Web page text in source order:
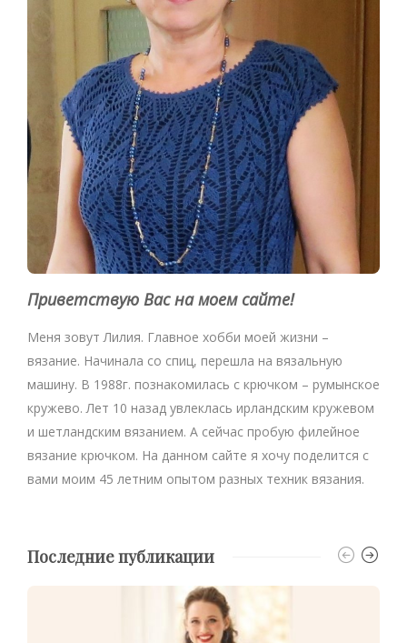
Приветствую Вас на моем сайте!
Меня зовут Лилия. Главное хобби моей жизни –
вязание. Начинала со спиц, перешла на вязальную
машину. В 1988г. познакомилась с крючком – румынское
кружево. Лет 10 назад увлеклась ирландским кружевом
и шетландским вязанием. А сейчас пробую филейное
вязание крючком. На данном сайте я хочу поделится с
вами моим 45 летним опытом разных техник вязания.
Последние публикации